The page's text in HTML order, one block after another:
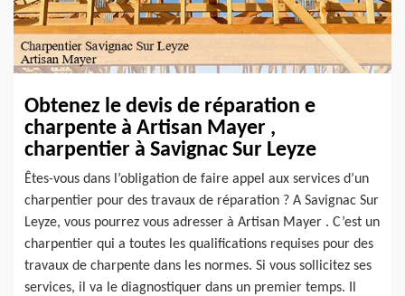
Obtenez le devis de réparation e
charpente à Artisan Mayer ,
charpentier à Savignac Sur Leyze
Êtes-vous dans l’obligation de faire appel aux services d’un
charpentier pour des travaux de réparation ? A Savignac Sur
Leyze, vous pourrez vous adresser à Artisan Mayer . C’est un
charpentier qui a toutes les qualifications requises pour des
travaux de charpente dans les normes. Si vous sollicitez ses
services, il va le diagnostiquer dans un premier temps. Il